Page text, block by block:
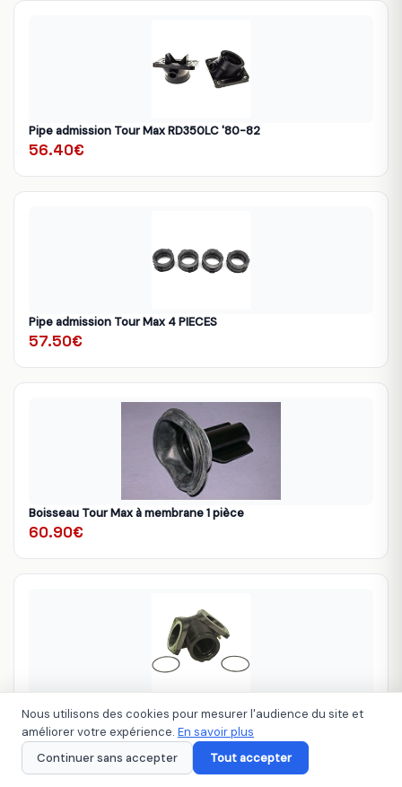
Pipe admission Tour Max RD350LC '80-82
56.40€
Pipe admission Tour Max 4 PIECES
57.50€
Boisseau Tour Max à membrane 1 pièce
60.90€
74.40€
Nous utilisons des cookies pour mesurer l'audience du site et
améliorer votre expérience. En savoir plus
Continuer sans accepter
Tout accepter